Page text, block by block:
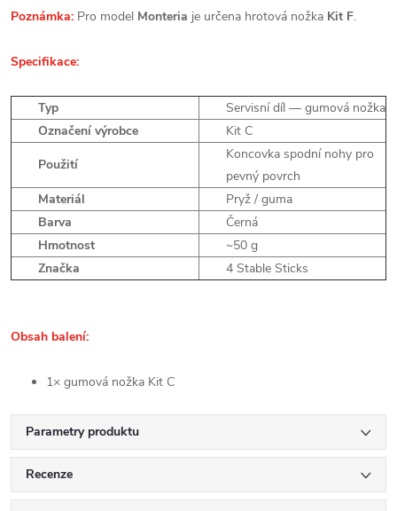
Poznámka: Pro model Monteria je určena hrotová nožka Kit F.
Specifikace:
Typ
Servisní díl — gumová nožka
Označení výrobce
Kit C
Použití
Koncovka spodní nohy pro
pevný povrch
Materiál
Pryž / guma
Barva
Černá
Hmotnost
~50 g
Značka
4 Stable Sticks
Obsah balení:
1× gumová nožka Kit C
Parametry produktu
Recenze